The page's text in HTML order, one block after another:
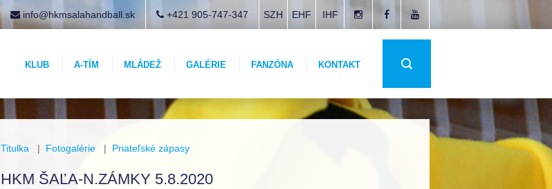
SZH EHF IHF
info@hkmsalahandball.sk +421 905-747-347
KLUB A-TÍM MLÁDEŽ GALÉRIE FANZÓNA KONTAKT
Titulka | Fotogalérie | Priateľské zápasy
HKM ŠAĽA-N.ZÁMKY 5.8.2020